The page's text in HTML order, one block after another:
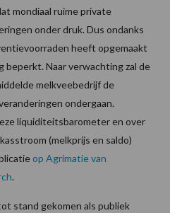
mondiaal ruime private
onder druk. Dus ondanks
heeft opgemaakt
Naar verwachting zal de
melkveebedrijf de
ondergaan.
liquiditeitsbarometer en over
(melkprijs en saldo)
op Agrimatie van
.
stand gekomen als publiek